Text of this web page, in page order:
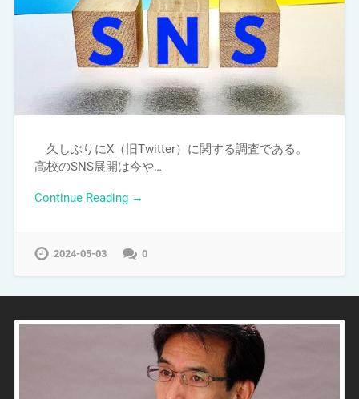
久しぶりにX（旧Twitter）に関する調査である。
高校のSNS展開は今や…
Continue Reading →
2024-05-03 0